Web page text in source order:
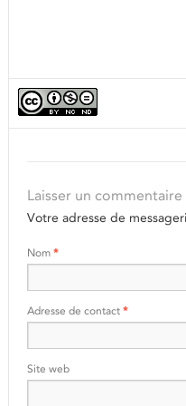
Laisser un commentaire
Votre adresse de
Nom *
Adresse de contact *
Site web